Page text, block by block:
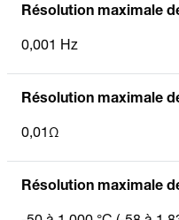
Résolution maximale
0,001 Hz
Résolution maximale
0,01Ω
Résolution maximale